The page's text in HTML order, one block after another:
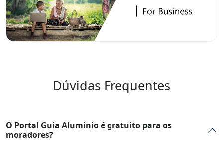
Dúvidas Frequentes
O Portal Guia Aluminio é gratuito para os
moradores?